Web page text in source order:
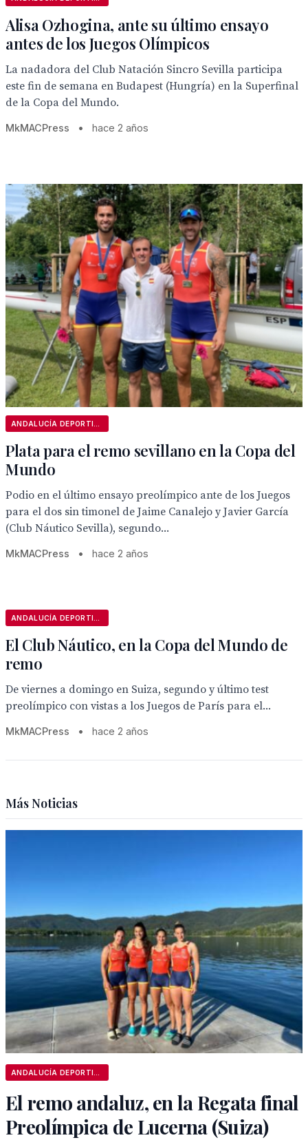
Alisa Ozhogina, ante su último ensayo
antes de los Juegos Olímpicos
La nadadora del Club Natación Sincro Sevilla participa
este fin de semana en Budapest (Hungría) en la Superfinal
de la Copa del Mundo.
MkMACPress • hace 2 años
Plata para el remo sevillano en la Copa del
Mundo
Podio en el último ensayo preolímpico ante de los Juegos
para el dos sin timonel de Jaime Canalejo y Javier García
(Club Náutico Sevilla), segundo...
MkMACPress • hace 2 años
El Club Náutico, en la Copa del Mundo de
remo
De viernes a domingo en Suiza, segundo y último test
preolímpico con vistas a los Juegos de París para el...
MkMACPress • hace 2 años
Más Noticias
El remo andaluz, en la Regata final
Preolímpica de Lucerna (Suiza)